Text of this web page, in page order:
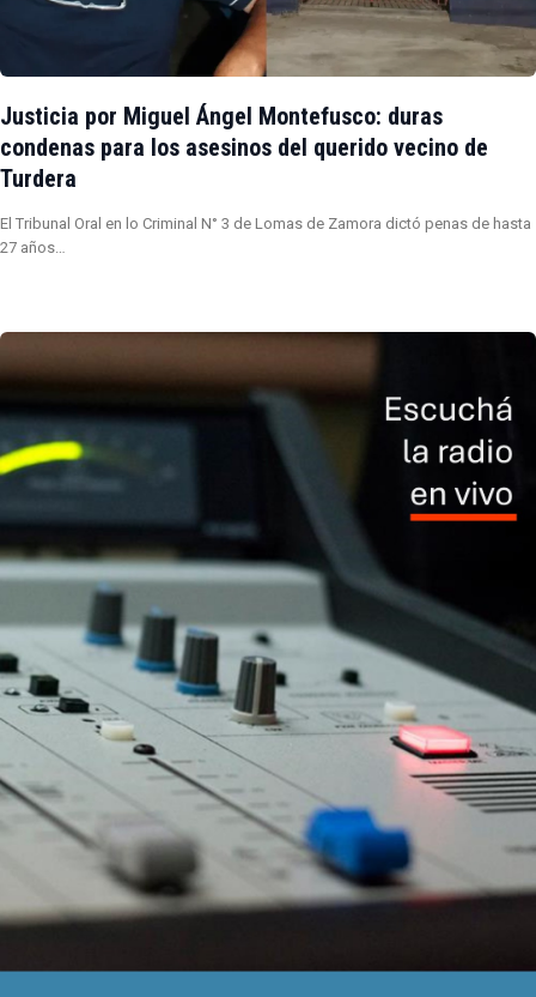
Justicia por Miguel Ángel Montefusco: duras
condenas para los asesinos del querido vecino de
Turdera
El Tribunal Oral en lo Criminal N° 3 de Lomas de Zamora dictó penas de hasta
27 años…